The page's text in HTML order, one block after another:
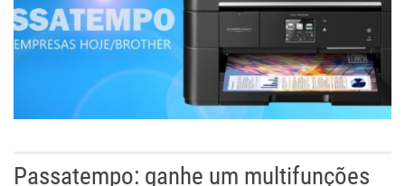
Passatempo: ganhe um multifunções